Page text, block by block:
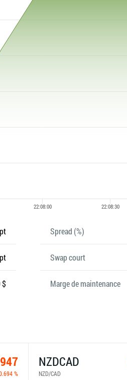
Spread (%)
Swap court
$ Marge de maintenance
%
NZDCAD
NZD/CAD